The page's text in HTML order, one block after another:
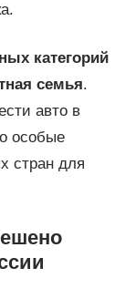
категорий
семья.
авто в
особые
стран для